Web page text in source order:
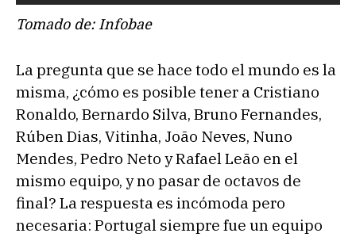
Tomado de: Infobae
La pregunta que se hace todo el mundo es la
misma, ¿cómo es posible tener a Cristiano
Ronaldo, Bernardo Silva, Bruno Fernandes,
Rúben Dias, Vitinha, João Neves, Nuno
Mendes, Pedro Neto y Rafael Leão en el
mismo equipo, y no pasar de octavos de
final? La respuesta es incómoda pero
necesaria: Portugal siempre fue un equipo